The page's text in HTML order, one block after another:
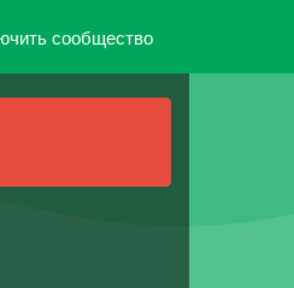
сообщество